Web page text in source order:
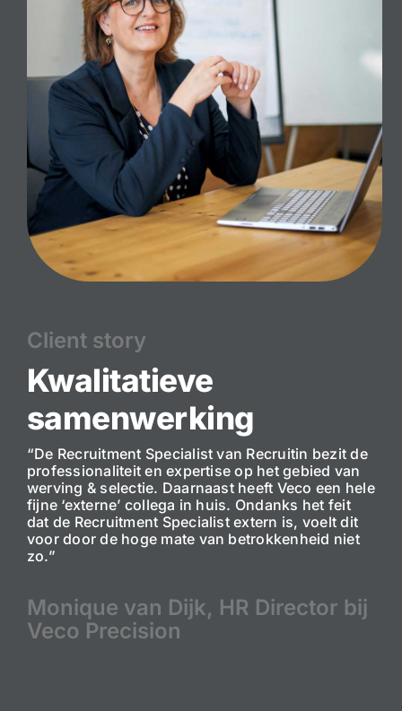
Client story
Kwalitatieve
samenwerking
“De Recruitment Specialist van Recruitin bezit de
professionaliteit en expertise op het gebied van
werving & selectie. Daarnaast heeft Veco een hele
fijne ‘externe’ collega in huis. Ondanks het feit
dat de Recruitment Specialist extern is, voelt dit
voor door de hoge mate van betrokkenheid niet
zo.”
Monique van Dijk, HR Director bij
Veco Precision